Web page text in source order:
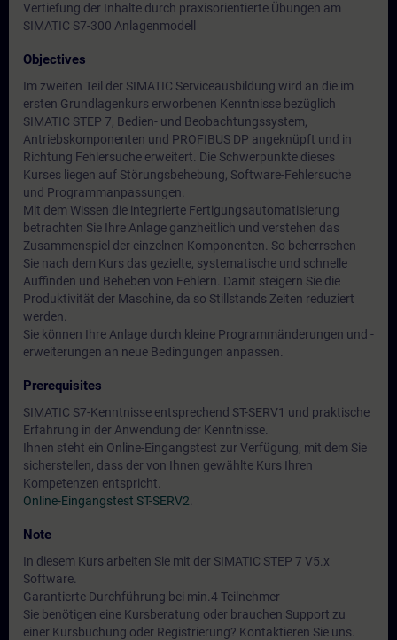
Vertiefung der Inhalte durch praxisorientierte Übungen am
SIMATIC S7-300 Anlagenmodell
Objectives
Im zweiten Teil der SIMATIC Serviceausbildung wird an die im
ersten Grundlagenkurs erworbenen Kenntnisse bezüglich
SIMATIC STEP 7, Bedien- und Beobachtungssystem,
Antriebskomponenten und PROFIBUS DP angeknüpft und in
Richtung Fehlersuche erweitert. Die Schwerpunkte dieses
Kurses liegen auf Störungsbehebung, Software-Fehlersuche
und Programmanpassungen.
Mit dem Wissen die integrierte Fertigungsautomatisierung
betrachten Sie Ihre Anlage ganzheitlich und verstehen das
Zusammenspiel der einzelnen Komponenten. So beherrschen
Sie nach dem Kurs das gezielte, systematische und schnelle
Auffinden und Beheben von Fehlern. Damit steigern Sie die
Produktivität der Maschine, da so Stillstands Zeiten reduziert
werden.
Sie können Ihre Anlage durch kleine Programmänderungen und -
erweiterungen an neue Bedingungen anpassen.
Prerequisites
SIMATIC S7-Kenntnisse entsprechend ST-SERV1 und praktische
Erfahrung in der Anwendung der Kenntnisse.
Ihnen steht ein Online-Eingangstest zur Verfügung, mit dem Sie
sicherstellen, dass der von Ihnen gewählte Kurs Ihren
Kompetenzen entspricht.
Online-Eingangstest ST-SERV2
Note
In diesem Kurs arbeiten Sie mit der SIMATIC STEP 7 V5.x
Software.
Garantierte Durchführung bei min.4 Teilnehmer
Sie benötigen eine Kursberatung oder brauchen Support zu
einer Kursbuchung oder Registrierung? Kontaktieren Sie uns.